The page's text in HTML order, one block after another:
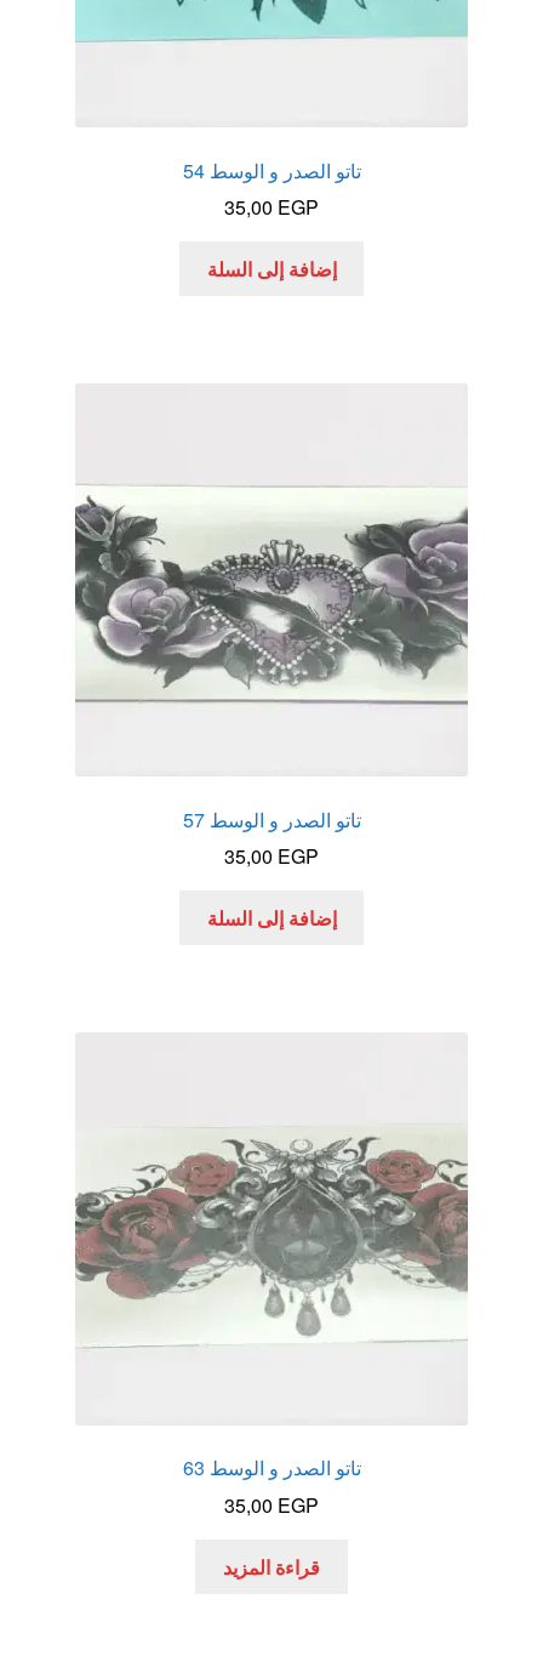
تاتو الصدر و الوسط 54
35,00 EGP
إضافة إلى السلة
تاتو الصدر و الوسط 57
35,00 EGP
إضافة إلى السلة
تاتو الصدر و الوسط 63
35,00 EGP
قراءة المزيد